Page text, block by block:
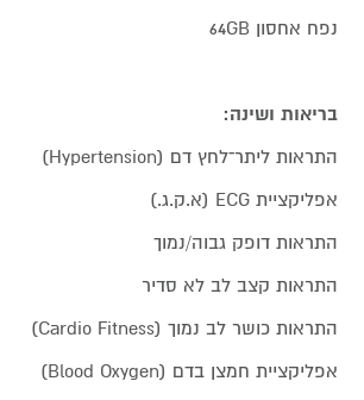
נפח אחסון 64GB
בריאות ושינה:
התראות ליתר־לחץ דם (Hypertension)
אפליקציית ECG (א.ק.ג.)
התראות דופק גבוה/נמוך
התראות קצב לב לא סדיר
התראות כושר לב נמוך (Cardio Fitness)
אפליקציית חמצן בדם (Blood Oxygen)